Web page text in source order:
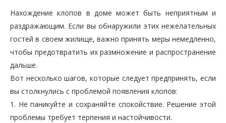
Нахождение клопов в доме может быть неприятным и
раздражающим. Если вы обнаружили этих нежелательных
гостей в своем жилище, важно принять меры немедленно,
чтобы предотвратить их размножение и распространение
дальше.
Вот несколько шагов, которые следует предпринять, если
вы столкнулись с проблемой появления клопов:
1. Не паникуйте и сохраняйте спокойствие. Решение этой
проблемы требует терпения и настойчивости.